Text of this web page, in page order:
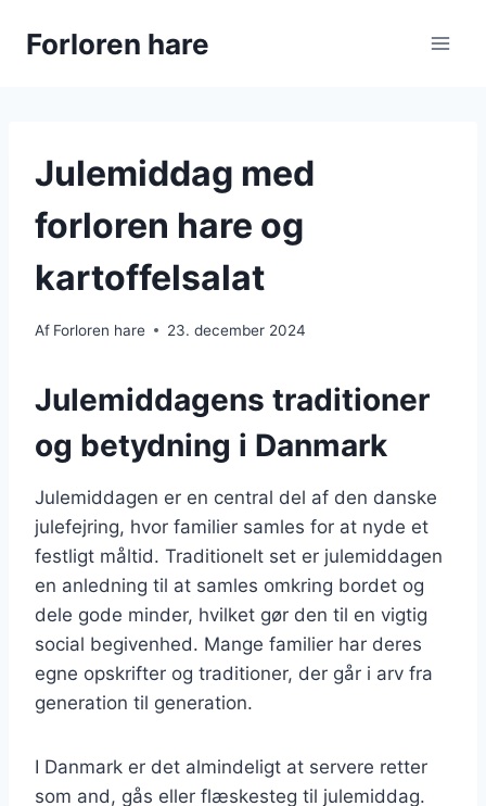
Forloren hare
Julemiddag med
forloren hare og
kartoffelsalat
Af Forloren hare 23. december 2024
Julemiddagens traditioner
og betydning i Danmark
Julemiddagen er en central del af den danske
julefejring, hvor familier samles for at nyde et
festligt måltid. Traditionelt set er julemiddagen
en anledning til at samles omkring bordet og
dele gode minder, hvilket gør den til en vigtig
social begivenhed. Mange familier har deres
egne opskrifter og traditioner, der går i arv fra
generation til generation.
I Danmark er det almindeligt at servere retter
som and, gås eller flæskesteg til julemiddag.